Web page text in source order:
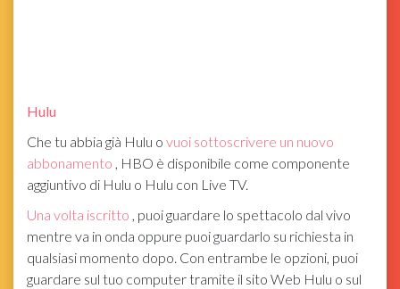
Hulu
Che tu abbia già Hulu o vuoi sottoscrivere un nuovo
abbonamento , HBO è disponibile come componente
aggiuntivo di Hulu o Hulu con Live TV.
Una volta iscritto , puoi guardare lo spettacolo dal vivo
mentre va in onda oppure puoi guardarlo su richiesta in
qualsiasi momento dopo. Con entrambe le opzioni, puoi
guardare sul tuo computer tramite il sito Web Hulu o sul